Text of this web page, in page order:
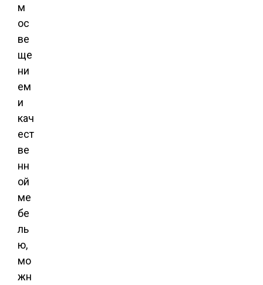
м
ос
ве
ще
ни
ем
и
кач
ест
ве
нн
ой
ме
бе
ль
ю,
мо
жн